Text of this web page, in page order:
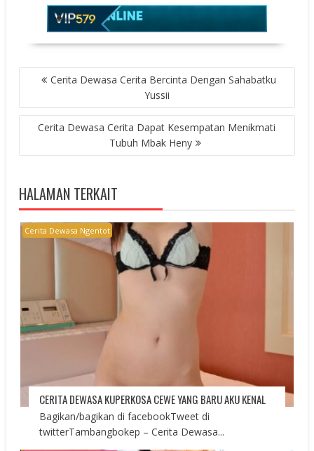
POST
NAVIGATION
Cerita Dewasa Cerita Bercinta Dengan Sahabatku
Yussii
Cerita Dewasa Cerita Dapat Kesempatan Menikmati
Tubuh Mbak Heny
HALAMAN TERKAIT
Cerita Dewasa Ngentot
CERITA DEWASA KUPERKOSA CEWE YANG BARU AKU KENAL
Bagikan/bagikan di facebookTweet di
twitterTambangbokep – Cerita Dewasa...